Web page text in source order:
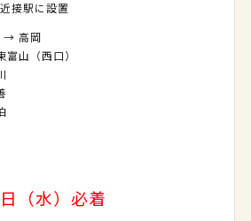
近接駅に設置
高岡
（西口）
（水）必着